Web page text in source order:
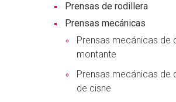
Prensas de rodillera
Prensas mecánicas
Prensas mecánicas de
montante
Prensas mecánicas de
de cisne